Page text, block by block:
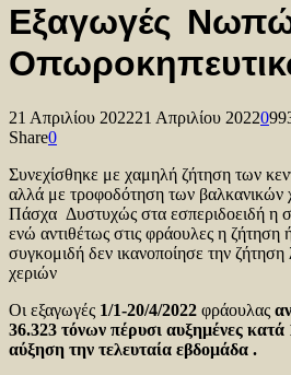
Εξαγωγές
21 Απριλίου 202221 Απριλίου 20220
Share0
Συνεχίσθηκε με χαμηλή ζήτηση των
αλλά με τροφοδότηση των
Πάσχα Δυστυχώς στα εσπεριδοειδή η
ενώ αντιθέτως στις φράουλες η
συγκομιδή δεν ικανοποίησε την
χεριών
Οι εξαγωγές 1/1-20/4/2022 φράουλας
36.323 τόνων πέρυσι αυξημένες κατά
αύξηση την τελευταία εβδομάδα .